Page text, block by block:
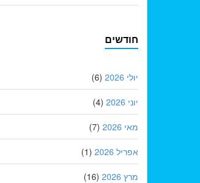
חודשים
יולי 2026 (6)
יוני 2026 (4)
מאי 2026 (7)
אפריל 2026 (1)
מרץ 2026 (16)